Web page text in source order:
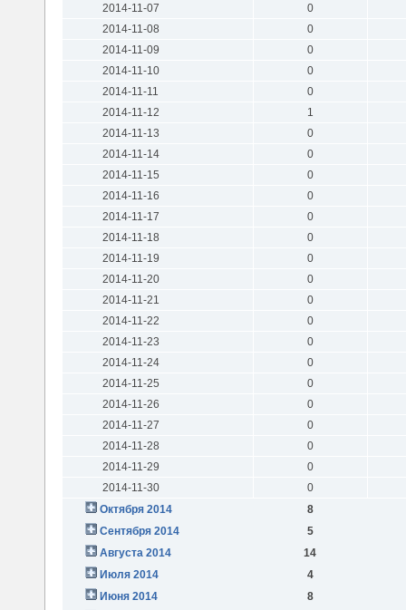
2014-11-07
0
2014-11-08
0
2014-11-09
0
2014-11-10
0
2014-11-11
0
2014-11-12
1
2014-11-13
0
2014-11-14
0
2014-11-15
0
2014-11-16
0
2014-11-17
0
2014-11-18
0
2014-11-19
0
2014-11-20
0
2014-11-21
0
2014-11-22
0
2014-11-23
0
2014-11-24
0
2014-11-25
0
2014-11-26
0
2014-11-27
0
2014-11-28
0
2014-11-29
0
2014-11-30
0
Октября 2014
8
Сентября 2014
5
Августа 2014
14
Июля 2014
4
Июня 2014
8